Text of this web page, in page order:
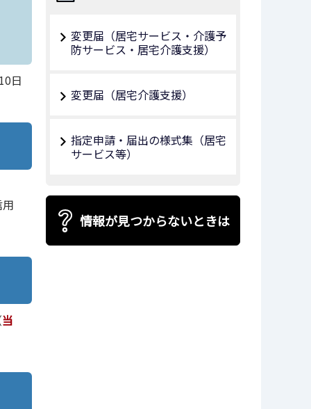
日
当
変更届（居宅サービス・介護予
防サービス・居宅介護支援）
変更届（居宅介護支援）
指定申請・届出の様式集（居宅
サービス等）
情報が見つからないときは